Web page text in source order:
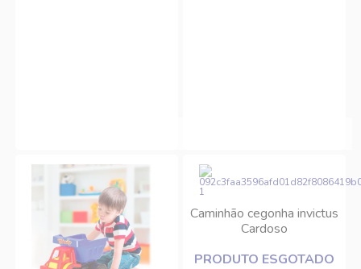
Caminhão cegonha invictus
Cardoso
PRODUTO ESGOTADO